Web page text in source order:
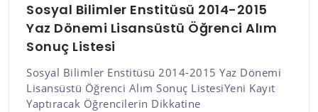
Sosyal Bilimler Enstitüsü 2014-2015
Yaz Dönemi Lisansüstü Öğrenci Alım
Sonuç Listesi
Sosyal Bilimler Enstitüsü 2014-2015 Yaz Dönemi
Lisansüstü Öğrenci Alım Sonuç ListesiYeni Kayıt
Yaptıracak Öğrencilerin Dikkatine